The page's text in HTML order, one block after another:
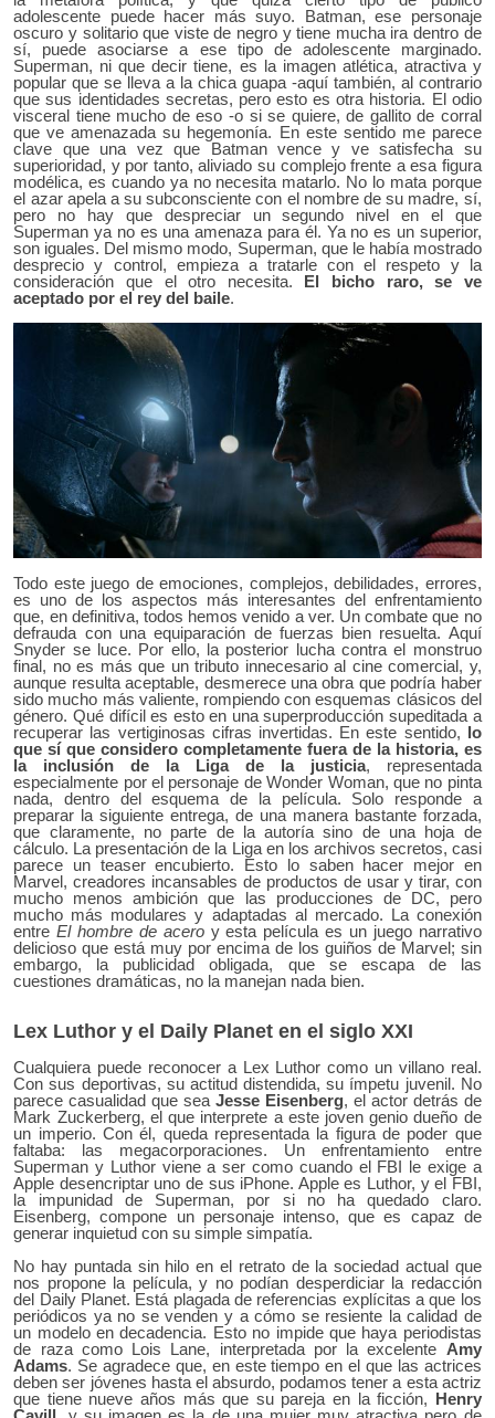
adolescente puede hacer más suyo. Batman, ese personaje
oscuro y solitario que viste de negro y tiene mucha ira dentro de
sí, puede asociarse a ese tipo de adolescente marginado.
Superman, ni que decir tiene, es la imagen atlética, atractiva y
popular que se lleva a la chica guapa -aquí también, al contrario
que sus identidades secretas, pero esto es otra historia. El odio
visceral tiene mucho de eso -o si se quiere, de gallito de corral
que ve amenazada su hegemonía. En este sentido me parece
clave que una vez que Batman vence y ve satisfecha su
superioridad, y por tanto, aliviado su complejo frente a esa figura
modélica, es cuando ya no necesita matarlo. No lo mata porque
el azar apela a su subconsciente con el nombre de su madre, sí,
pero no hay que despreciar un segundo nivel en el que
Superman ya no es una amenaza para él. Ya no es un superior,
son iguales. Del mismo modo, Superman, que le había mostrado
desprecio y control, empieza a tratarle con el respeto y la
consideración que el otro necesita. El bicho raro, se ve
aceptado por el rey del baile.
Todo este juego de emociones, complejos, debilidades, errores,
es uno de los aspectos más interesantes del enfrentamiento
que, en definitiva, todos hemos venido a ver. Un combate que no
defrauda con una equiparación de fuerzas bien resuelta. Aquí
Snyder se luce. Por ello, la posterior lucha contra el monstruo
final, no es más que un tributo innecesario al cine comercial, y,
aunque resulta aceptable, desmerece una obra que podría haber
sido mucho más valiente, rompiendo con esquemas clásicos del
género. Qué difícil es esto en una superproducción supeditada a
recuperar las vertiginosas cifras invertidas. En este sentido, lo
que sí que considero completamente fuera de la historia, es
la inclusión de la Liga de la justicia, representada
especialmente por el personaje de Wonder Woman, que no pinta
nada, dentro del esquema de la película. Solo responde a
preparar la siguiente entrega, de una manera bastante forzada,
que claramente, no parte de la autoría sino de una hoja de
cálculo. La presentación de la Liga en los archivos secretos, casi
parece un teaser encubierto. Esto lo saben hacer mejor en
Marvel, creadores incansables de productos de usar y tirar, con
mucho menos ambición que las producciones de DC, pero
mucho más modulares y adaptadas al mercado. La conexión
entreEl hombre de aceroy esta película es un juego narrativo
delicioso que está muy por encima de los guiños de Marvel; sin
embargo, la publicidad obligada, que se escapa de las
cuestiones dramáticas, no la manejan nada bien.
Lex Luthor y el Daily Planet en el siglo XXI
Cualquiera puede reconocer a Lex Luthor como un villano real.
Con sus deportivas, su actitud distendida, su ímpetu juvenil. No
parece casualidad que seaJesse Eisenberg, el actor detrás de
Mark Zuckerberg, el que interprete a este joven genio dueño de
un imperio. Con él, queda representada la figura de poder que
faltaba: las megacorporaciones. Un enfrentamiento entre
Superman y Luthor viene a ser como cuando el FBI le exige a
Apple desencriptar uno de sus iPhone. Apple es Luthor, y el FBI,
la impunidad de Superman, por si no ha quedado claro.
Eisenberg, compone un personaje intenso, que es capaz de
generar inquietud con su simple simpatía.
No hay puntada sin hilo en el retrato de la sociedad actual que
nos propone la película, y no podían desperdiciar la redacción
del Daily Planet. Está plagada de referencias explícitas a que los
periódicos ya no se venden y a cómo se resiente la calidad de
un modelo en decadencia. Esto no impide que haya periodistas
de raza como Lois Lane, interpretada por la excelente Amy
Adams. Se agradece que, en este tiempo en el que las actrices
deben ser jóvenes hasta el absurdo, podamos tener a esta actriz
que tiene nueve años más que su pareja en la ficción, Henry